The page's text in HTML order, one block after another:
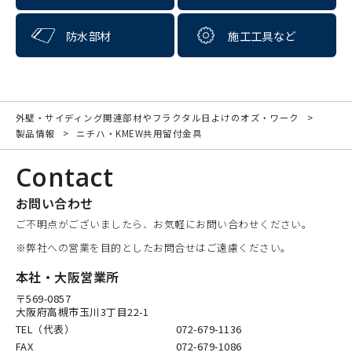
防水部材 施工工具など
外壁・サイディング関連部材やフラクタル日よけのオズ・ワーク
製品情報
ニチハ・KMEW共用留付金具
Contact
お問い合わせ
ご不明点がございましたら、お気軽にお問い合わせください。
※弊社への営業を目的としたお問合せはご遠慮ください。
本社・大阪営業所
〒569-0857
大阪府高槻市玉川3丁目22-1
TEL（代表）
072-679-1136
FAX
072-679-1086